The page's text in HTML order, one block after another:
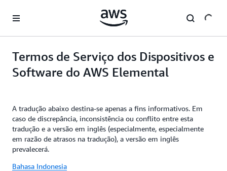
Pular para o conteúdo principal
Termos de Serviço dos Dispositivos e
Software do AWS Elemental
A tradução abaixo destina-se apenas a fins informativos. Em
caso de discrepância, inconsistência ou conflito entre esta
tradução e a versão em inglês (especialmente, especialmente
em razão de atrasos na tradução), a versão em inglês
prevalecerá.
Bahasa Indonesia